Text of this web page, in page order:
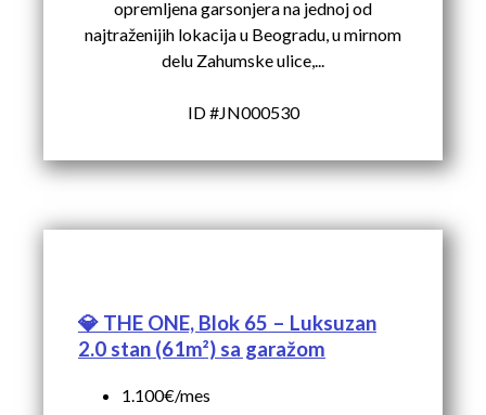
opremljena garsonjera na jednoj od
najtraženijih lokacija u Beogradu, u mirnom
delu Zahumske ulice,...
ID #JN000530
💎 THE ONE, Blok 65 – Luksuzan
2.0 stan (61m²) sa garažom
1.100€/mes